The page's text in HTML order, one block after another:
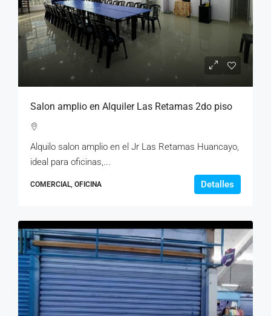
Salon amplio en Alquiler Las Retamas 2do piso
Alquilo salon amplio en el Jr Las Retamas Huancayo,
ideal para oficinas,...
COMERCIAL, OFICINA Detalles